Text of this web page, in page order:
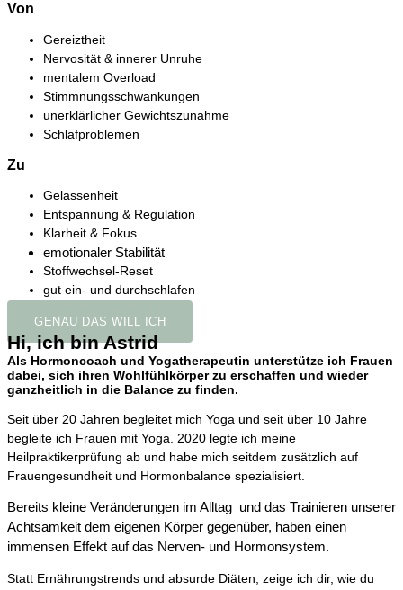
Von
Gereiztheit
Nervosität & innerer Unruhe
mentalem Overload
Stimmnungsschwankungen
unerklärlicher Gewichtszunahme
Schlafproblemen
Zu
Gelassenheit
Entspannung & Regulation
Klarheit & Fokus
emotionaler Stabilität
Stoffwechsel-Reset
gut ein- und durchschlafen
GENAU DAS WILL ICH
Hi, ich bin Astrid
Als Hormoncoach und Yogatherapeutin unterstütze ich Frauen
dabei, sich ihren Wohlfühlkörper zu erschaffen und wieder
ganzheitlich in die Balance zu finden.
Seit über 20 Jahren begleitet mich Yoga und seit über 10 Jahre
begleite ich Frauen mit Yoga. 2020 legte ich meine
Heilpraktikerprüfung ab und habe mich seitdem zusätzlich auf
Frauengesundheit und Hormonbalance spezialisiert.
Bereits kleine Veränderungen im Alltag und das Trainieren unserer
Achtsamkeit dem eigenen Körper gegenüber, haben einen
immensen Effekt auf das Nerven- und Hormonsystem.
Statt Ernährungstrends und absurde Diäten, zeige ich dir, wie du